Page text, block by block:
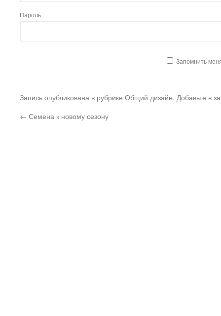
Пароль
Запомнить
Запись опубликована в рубрике Общий дизайн. Добавьте в
← Семена к новому сезону